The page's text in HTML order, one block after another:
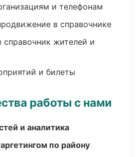
и телефонам
в справочнике
справочник жителей и
и билеты
работы с нами
и аналитика
по району